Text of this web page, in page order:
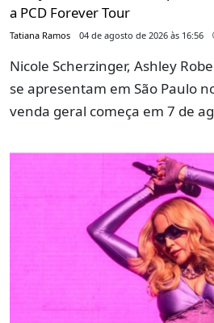
a PCD Forever Tour
Tatiana Ramos 04 de agosto de 2026 às 16:56
Nicole Scherzinger, Ashley
se apresentam em São Paulo
venda geral começa em 7 de